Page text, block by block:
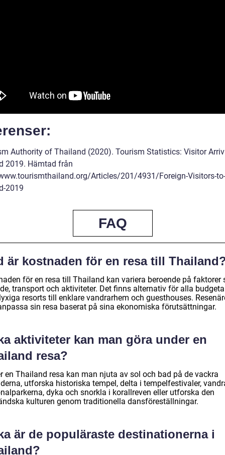
Authority of Thailand (2020). Tourism Statistics: Visitor
2019. Hämtad från
Articles/201/4931/Foreign-Visitors-to-
2019
FAQ
är kostnaden för en resa till
för en resa till Thailand kan variera beroende på faktorer
transport och aktiviteter. Det finns alternativ för alla
resorts till enklare vandrarhem och guesthouses.
sin resa baserat på sina ekonomiska förutsättningar.
aktiviteter kan man göra under en
resa?
en Thailand resa kan man njuta av sol och bad på de vackra
utforska historiska tempel, delta i tempelfestivaler,
dyka och snorkla i korallreven eller utforska den
kulturen genom traditionella dansföreställningar.
är de populäraste destinationerna i